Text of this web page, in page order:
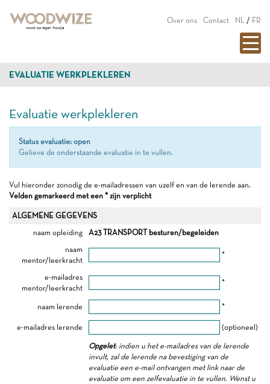
Over ons Contact NL / FR
EVALUATIE WERKPLEKLEREN
Evaluatie werkplekleren
Status evaluatie: open
Gelieve de onderstaande evaluatie in te vullen.
Vul hieronder zonodig de e-mailadressen van uzelf en van de lerende aan.
Velden gemarkeerd met een * zijn verplicht
ALGEMENE GEGEVENS
naam opleiding
A23 TRANSPORT besturen/begeleiden
naam
mentor/leerkracht
*
e-mailadres
mentor/leerkracht
*
naam lerende *
e-mailadres lerende (optioneel)
Opgelet: indien u het e-mailadres van de lerende
invult, zal de lerende na bevestiging van de
evaluatie een e-mail ontvangen met link naar de
evaluatie om een zelfevaluatie in te vullen. Wenst u